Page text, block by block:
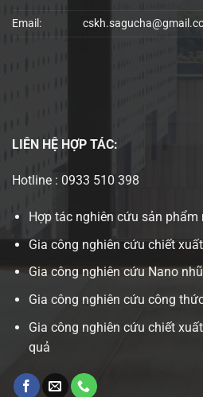
Email:
LIÊN HỆ HỢP TÁC:
Hotline : 0933 510 398
Hợp tác nghiên cứu sản phẩm
Gia công nghiên cứu chiết
Gia công nghiên cứu Nano
Gia công nghiên cứu công
Gia công nghiên cứu chiết
quả